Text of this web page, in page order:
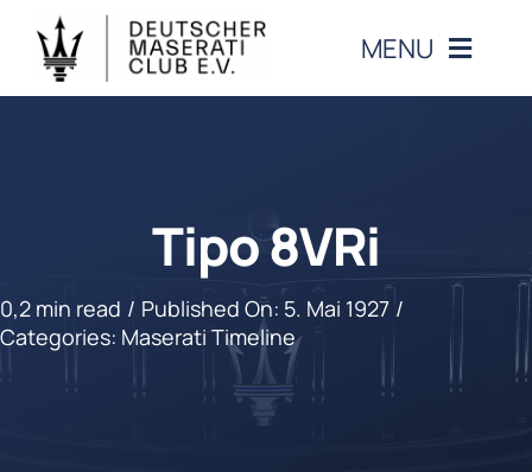
Inhalt
springen
MENU
MITGLIEDERBEREICH
Tipo 8VRi
0,2 min read / Published On: 5. Mai 1927 /
Categories: Maserati Timeline